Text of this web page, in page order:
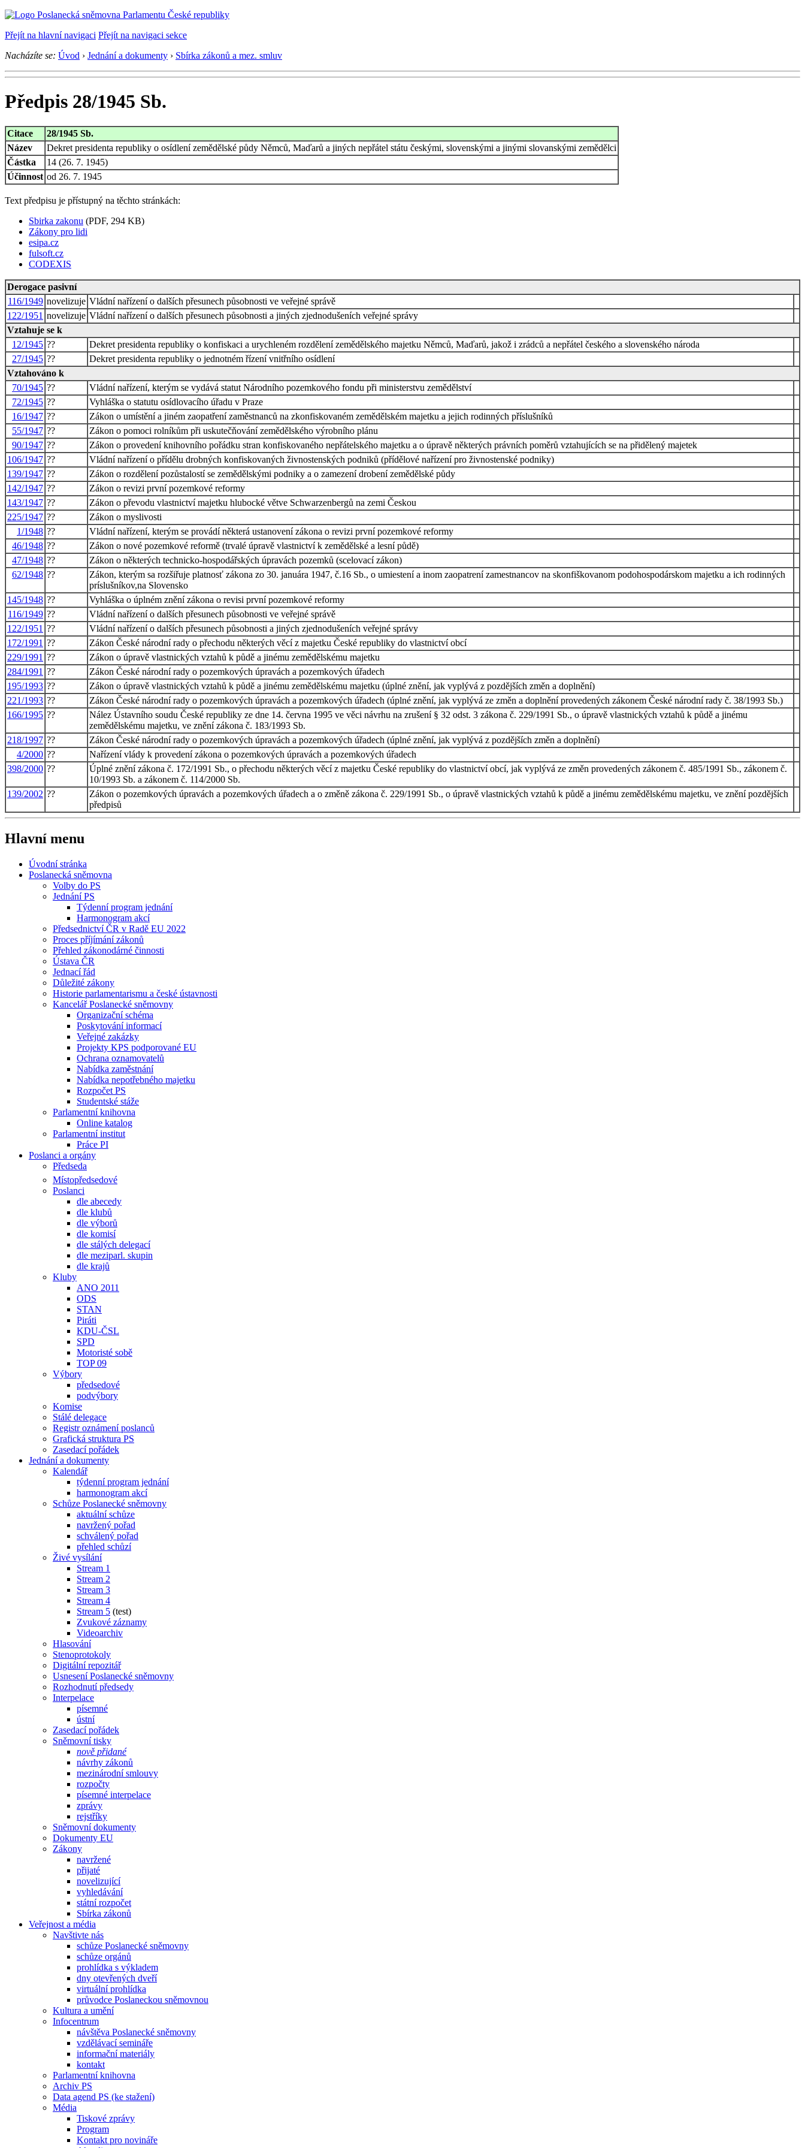
Přejít na hlavní navigaci Přejít na navigaci sekce
Nacházíte se: Úvod › Jednání a dokumenty › Sbírka zákonů a mez. smluv
Předpis 28/1945 Sb.
Citace
28/1945 Sb.
Název
Dekret presidenta republiky o osídlení zemědělské půdy Němců, Maďarů a jiných nepřátel státu českými, slovenskými a jinými slovanskými zemědělci
Částka
14 (26. 7. 1945)
Účinnost od 26. 7. 1945
Text předpisu je přístupný na těchto stránkách:
Sbirka zakonu (PDF, 294 KB)
Zákony pro lidi
esipa.cz
fulsoft.cz
CODEXIS
Derogace pasivní
116/1949 novelizuje Vládní nařízení o dalších přesunech působnosti ve veřejné správě
122/1951 novelizuje Vládní nařízení o dalších přesunech působnosti a jiných zjednodušeních veřejné správy
Vztahuje se k
12/1945 ??
Dekret presidenta republiky o konfiskaci a urychleném rozdělení zemědělského majetku Němců, Maďarů, jakož i zrádců a nepřátel českého a slovenského národa
27/1945 ??
Dekret presidenta republiky o jednotném řízení vnitřního osídlení
Vztahováno k
70/1945 ??
Vládní nařízení, kterým se vydává statut Národního pozemkového fondu při ministerstvu zemědělství
72/1945 ??
Vyhláška o statutu osídlovacího úřadu v Praze
16/1947 ??
Zákon o umístění a jiném zaopatření zaměstnanců na zkonfiskovaném zemědělském majetku a jejich rodinných příslušníků
55/1947 ??
Zákon o pomoci rolníkům při uskutečňování zemědělského výrobního plánu
90/1947 ??
Zákon o provedení knihovního pořádku stran konfiskovaného nepřátelského majetku a o úpravě některých právních poměrů vztahujících se na přidělený majetek
106/1947 ??
Vládní nařízení o přídělu drobných konfiskovaných živnostenských podniků (přídělové nařízení pro živnostenské podniky)
139/1947 ??
Zákon o rozdělení pozůstalostí se zemědělskými podniky a o zamezení drobení zemědělské půdy
142/1947 ??
Zákon o revizi první pozemkové reformy
143/1947 ??
Zákon o převodu vlastnictví majetku hlubocké větve Schwarzenbergů na zemi Českou
225/1947 ??
Zákon o myslivosti
1/1948 ??
Vládní nařízení, kterým se provádí některá ustanovení zákona o revizi první pozemkové reformy
46/1948 ??
Zákon o nové pozemkové reformě (trvalé úpravě vlastnictví k zemědělské a lesní půdě)
47/1948 ??
Zákon o některých technicko-hospodářských úpravách pozemků (scelovací zákon)
62/1948 ??
Zákon, kterým sa rozšiřuje platnosť zákona zo 30. januára 1947, č.16 Sb., o umiestení a inom zaopatrení zamestnancov na skonfiškovanom podohospodárskom majetku a ich rodinných
príslušníkov,na Slovensko
145/1948 ??
Vyhláška o úplném znění zákona o revisi první pozemkové reformy
116/1949 ??
Vládní nařízení o dalších přesunech působnosti ve veřejné správě
122/1951 ??
Vládní nařízení o dalších přesunech působnosti a jiných zjednodušeních veřejné správy
172/1991 ??
Zákon České národní rady o přechodu některých věcí z majetku České republiky do vlastnictví obcí
229/1991 ??
Zákon o úpravě vlastnických vztahů k půdě a jinému zemědělskému majetku
284/1991 ??
Zákon České národní rady o pozemkových úpravách a pozemkových úřadech
195/1993 ??
Zákon o úpravě vlastnických vztahů k půdě a jinému zemědělskému majetku (úplné znění, jak vyplývá z pozdějších změn a doplnění)
221/1993 ??
Zákon České národní rady o pozemkových úpravách a pozemkových úřadech (úplné znění, jak vyplývá ze změn a doplnění provedených zákonem České národní rady č. 38/1993 Sb.)
166/1995 ??
Nález Ústavního soudu České republiky ze dne 14. června 1995 ve věci návrhu na zrušení § 32 odst. 3 zákona č. 229/1991 Sb., o úpravě vlastnických vztahů k půdě a jinému
zemědělskému majetku, ve znění zákona č. 183/1993 Sb.
218/1997 ??
Zákon České národní rady o pozemkových úpravách a pozemkových úřadech (úplné znění, jak vyplývá z pozdějších změn a doplnění)
4/2000 ??
Nařízení vlády k provedení zákona o pozemkových úpravách a pozemkových úřadech
398/2000 ??
Úplné znění zákona č. 172/1991 Sb., o přechodu některých věcí z majetku České republiky do vlastnictví obcí, jak vyplývá ze změn provedených zákonem č. 485/1991 Sb., zákonem č.
10/1993 Sb. a zákonem č. 114/2000 Sb.
139/2002 ??
Zákon o pozemkových úpravách a pozemkových úřadech a o změně zákona č. 229/1991 Sb., o úpravě vlastnických vztahů k půdě a jinému zemědělskému majetku, ve znění pozdějších
předpisů
Hlavní menu
Úvodní stránka
Poslanecká sněmovna
Volby do PS
Jednání PS
Týdenní program jednání
Harmonogram akcí
Předsednictví ČR v Radě EU 2022
Proces příjímání zákonů
Přehled zákonodárné činnosti
Ústava ČR
Jednací řád
Důležité zákony
Historie parlamentarismu a české ústavnosti
Kancelář Poslanecké sněmovny
Organizační schéma
Poskytování informací
Veřejné zakázky
Projekty KPS podporované EU
Ochrana oznamovatelů
Nabídka zaměstnání
Nabídka nepotřebného majetku
Rozpočet PS
Studentské stáže
Parlamentní knihovna
Online katalog
Parlamentní institut
Práce PI
Poslanci a orgány
Předseda
Místopředsedové
Poslanci
dle abecedy
dle klubů
dle výborů
dle komisí
dle stálých delegací
dle meziparl. skupin
dle krajů
Kluby
ANO 2011
ODS
STAN
Piráti
KDU-ČSL
SPD
Motoristé sobě
TOP 09
Výbory
předsedové
podvýbory
Komise
Stálé delegace
Registr oznámení poslanců
Grafická struktura PS
Zasedací pořádek
Jednání a dokumenty
Kalendář
týdenní program jednání
harmonogram akcí
Schůze Poslanecké sněmovny
aktuální schůze
navržený pořad
schválený pořad
přehled schůzí
Živé vysílání
Stream 1
Stream 2
Stream 3
Stream 4
Stream 5 (test)
Zvukové záznamy
Videoarchiv
Hlasování
Stenoprotokoly
Digitální repozitář
Usnesení Poslanecké sněmovny
Rozhodnutí předsedy
Interpelace
písemné
ústní
Zasedací pořádek
Sněmovní tisky
nově přidané
návrhy zákonů
mezinárodní smlouvy
rozpočty
písemné interpelace
zprávy
rejstříky
Sněmovní dokumenty
Dokumenty EU
Zákony
navržené
přijaté
novelizující
vyhledávání
státní rozpočet
Sbírka zákonů
Veřejnost a média
Navštivte nás
schůze Poslanecké sněmovny
schůze orgánů
prohlídka s výkladem
dny otevřených dveří
virtuální prohlídka
průvodce Poslaneckou sněmovnou
Kultura a umění
Infocentrum
návštěva Poslanecké sněmovny
vzdělávací semináře
informační materiály
kontakt
Parlamentní knihovna
Archiv PS
Data agend PS (ke stažení)
Média
Tiskové zprávy
Program
Kontakt pro novináře